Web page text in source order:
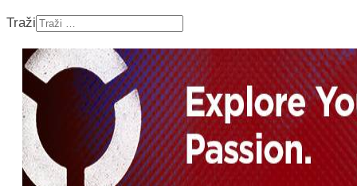
Isprobali smo: Thermostar
Traži